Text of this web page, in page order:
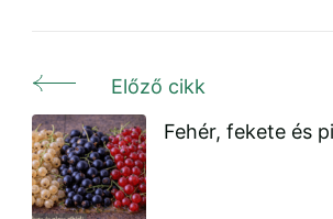
Bejegyzés
navigáció
Előző cikk
Fehér, fekete és